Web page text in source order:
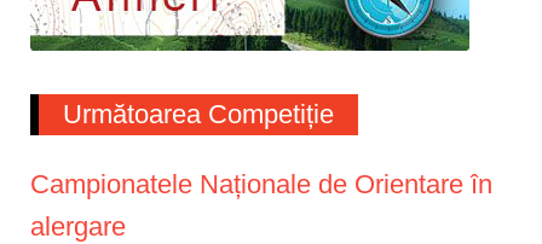
Următoarea Competiție
Campionatele Naționale de Orientare în
alergare